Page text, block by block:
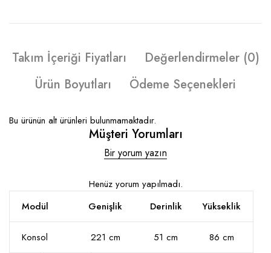
Takım İçeriği Fiyatları
Değerlendirmeler (0)
Ürün Boyutları
Ödeme Seçenekleri
Bu ürünün alt ürünleri bulunmamaktadır.
Müşteri Yorumları
Bir yorum yazın
Henüz yorum yapılmadı.
Modül
Genişlik Derinlik Yükseklik
Konsol 221 cm 51 cm 86 cm